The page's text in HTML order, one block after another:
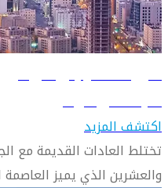
دليل السفر إلى الرياض
تعرّف على الرياض
اكتشف المزيد
تختلط العادات القديمة مع
والعشرين الذي يميز